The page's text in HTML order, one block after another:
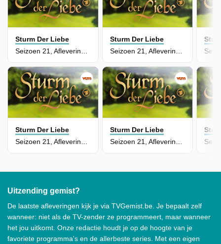
Sturm Der Liebe
Seizoen 21, Aflevering 69 - Episode 69
Sturm Der Liebe
Seizoen 21, Aflevering 68 - Episode 68
Sturm Der Liebe
Sturm Der Liebe
Uitzending gemist?
De laatste afleveringen kijk je via TVGemist.be. Je bepaalt zelf
wanneer: niet als de TV-zender ze programmeert, maar wanneer
het jou uitkomt. Onze redactie houdt je op de hoogte van je
favoriete programma's en de allerbeste series. Met een eigen